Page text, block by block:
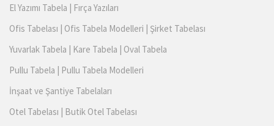
El Yazımı Tabela | Fırça Yazıları
Ofis Tabelası | Ofis Tabela Modelleri | Şirket Tabelası
Yuvarlak Tabela | Kare Tabela | Oval Tabela
Pullu Tabela | Pullu Tabela Modelleri
İnşaat ve Şantiye Tabelaları
Otel Tabelası | Butik Otel Tabelası